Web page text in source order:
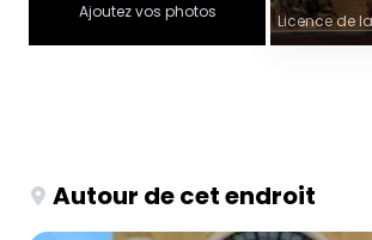
Ajoutez vos photos Licence de
Autour de cet endroit